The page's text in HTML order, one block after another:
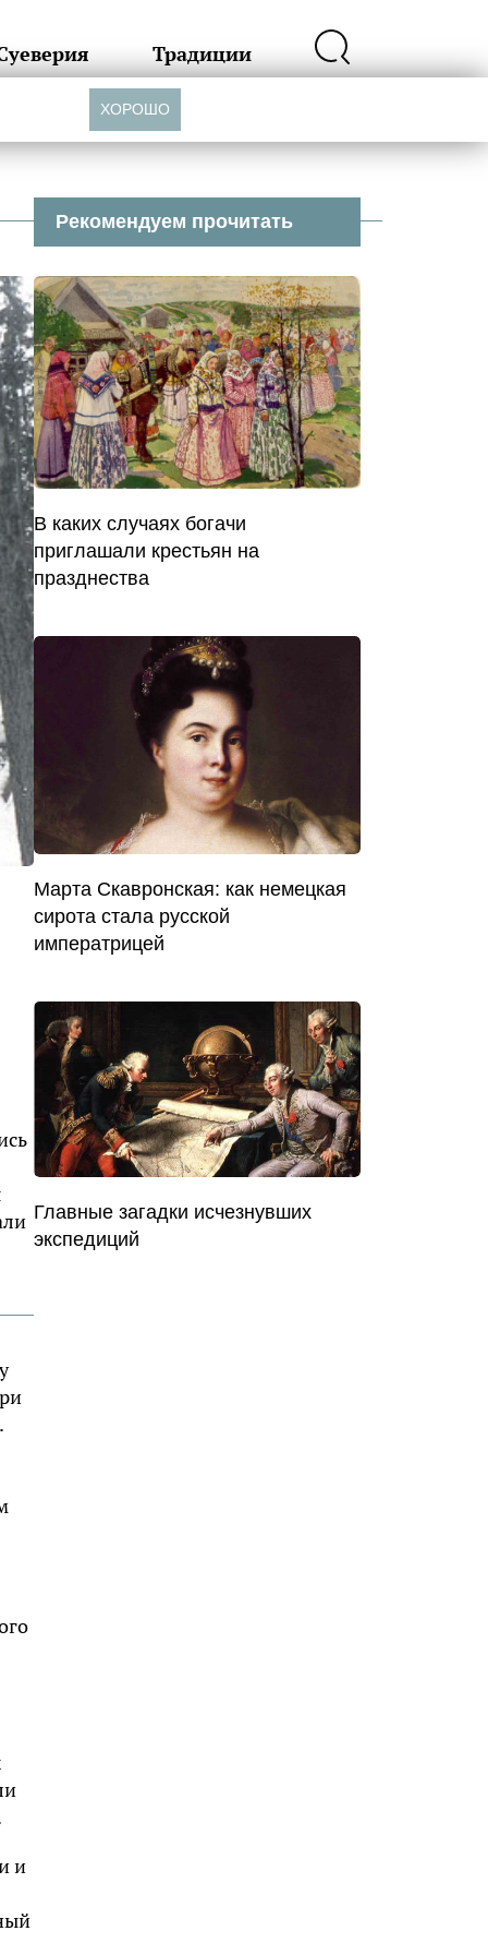
Традиции
и
Рекомендуем прочитать
В каких случаях богачи
приглашали крестьян на
празднества
Марта Скавронская: как немецкая
сирота стала русской
императрицей
Главные загадки исчезнувших
экспедиций
ХОРОШО